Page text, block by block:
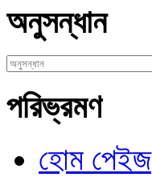
অনুসন্ধান
পরিভ্রমণ
হোম পেইজ